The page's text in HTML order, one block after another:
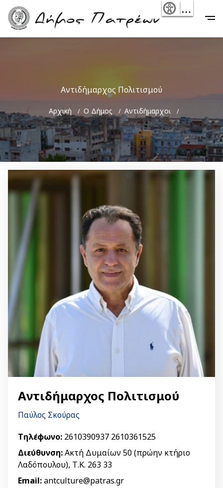
Skip
main
Main
navigation
Αντιδήμαρχος Πολιτισμού
Breadcrumb
Αρχική Ο Δήμος Αντιδήμαρχοι
Αντιδήμαρχος Πολιτισμού
Παύλος Σκούρας
Τηλέφωνο: 2610390937 2610361525
Διεύθυνση:Ακτή Δυμαίων 50 (πρώην κτήριο
Λαδόπουλου), Τ.Κ. 263 33
Email:antculture@patras.gr